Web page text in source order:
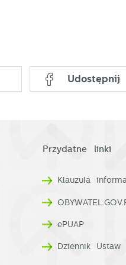
Udostępnij
Przydatne linki
Klauzula
ePUAP
Dziennik Ustaw